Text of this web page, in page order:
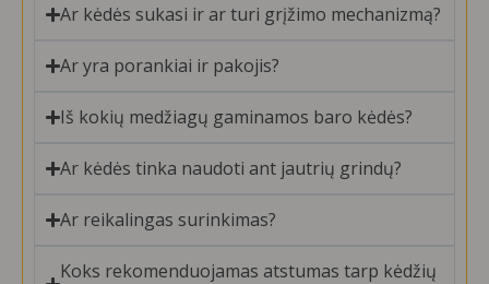
Ar kėdės sukasi ir ar turi grįžimo mechanizmą?
Ar yra porankiai ir pakojis?
Iš kokių medžiagų gaminamos baro kėdės?
Ar kėdės tinka naudoti ant jautrių grindų?
Ar reikalingas surinkimas?
Koks rekomenduojamas atstumas tarp kėdžių